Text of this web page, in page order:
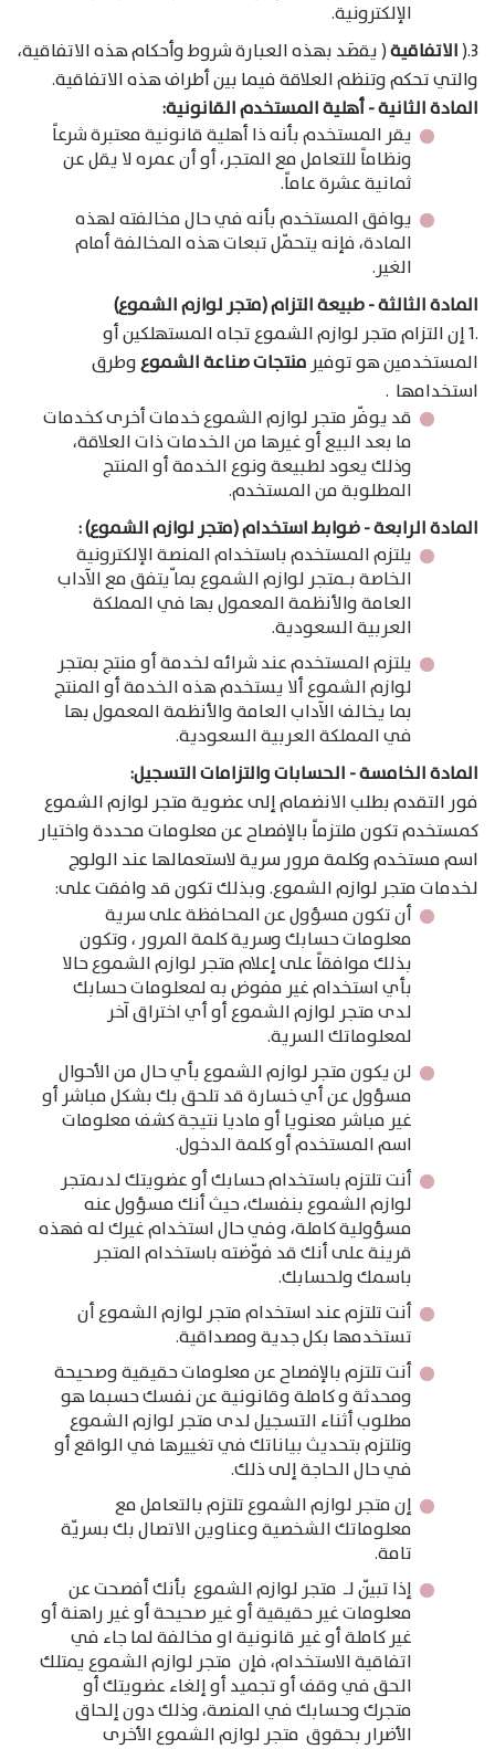
الإلكترونية.
3.( الاتفاقية( يقصَد بهذه العبارة شروط وأحكام هذه الاتفاقية،
والتي تحكم وتنظم العلاقة فيما بين أطراف هذه الاتفاقية.
المادة الثانية - أهلية المستخدم القانونية:
يقر المستخدم بأنه ذا أهلية قانونية معتبرة شرعاً
ونظاماً للتعامل مع المتجر، أو أن عمره لا يقل عن
ثمانية عشرة عاماً.
يوافق المستخدم بأنه في حال مخالفته لهذه
المادة، فإنه يتحمّل تبعات هذه المخالفة أمام
الغير.
المادة الثالثة - طبيعة التزام (متجر لوازم الشموع)
.1 إن التزام متجر لوازم الشموع تجاه المستهلكين أو
المستخدمين هو توفير منتجات صناعة الشموعوطرق
استخدامها .
قد يوفّر متجر لوازم الشموع خدمات أخرى كخدمات
ما بعد البيع أو غيرها من الخدمات ذات العلاقة،
وذلك يعود لطبيعة ونوع الخدمة أو المنتج
المطلوبة من المستخدم.
المادة الرابعة - ضوابط استخدام (متجر لوازم الشموع) :
يلتزم المستخدم باستخدام المنصة الإلكترونية
الخاصة بـمتجر لوازم الشموع بما ّيتفق مع الآداب
العامة والأنظمة المعمول بها في المملكة
العربية السعودية.
يلتزم المستخدم عند شرائه لخدمة أو منتج بمتجر
لوازم الشموع ألا يستخدم هذه الخدمة أو المنتج
بما يخالف الآداب العامة والأنظمة المعمول بها
في المملكة العربية السعودية.
المادة الخامسة - الحسابات والتزامات التسجيل:
فور التقدم بطلب الانضمام إلى عضوية متجر لوازم الشموع
كمستخدم تكون ملتزماً بالإفصاح عن معلومات محددة واختيار
اسم مستخدم وكلمة مرور سرية لاستعمالها عند الولوج
لخدمات متجر لوازم الشموع. وبذلك تكون قد وافقت على:
أن تكون مسؤول عن المحافظة على سرية
معلومات حسابك وسرية كلمة المرور ، وتكون
بذلك موافقاً على إعلام متجر لوازم الشموع حالا
بأي استخدام غير مفوض به لمعلومات حسابك
لدى متجر لوازم الشموع أو أي اختراق آخر
لمعلوماتك السرية.
لن يكون متجر لوازم الشموع بأي حال من الأحوال
مسؤول عن أي خسارة قد تلحق بك بشكل مباشر أو
غير مباشر معنويا أو ماديا نتيجة كشف معلومات
اسم المستخدم أو كلمة الدخول.
أنت تلتزم باستخدام حسابك أو عضويتك لدىمتجر
لوازم الشموع بنفسك، حيث أنك مسؤول عنه
مسؤولية كاملة، وفي حال استخدام غيرك له فهذه
قرينة على أنك قد فوّضته باستخدام المتجر
باسمك ولحسابك.
أنت تلتزم عند استخدام متجر لوازم الشموع أن
تستخدمها بكل جدية ومصداقية.
أنت تلتزم بالإفصاح عن معلومات حقيقية وصحيحة
ومحدثة و كاملة وقانونية عن نفسك حسبما هو
مطلوب أثناء التسجيل لدى متجر لوازم الشموع
وتلتزم بتحديث بياناتك في تغييرها في الواقع أو
في حال الحاجة إلى ذلك.
إن متجر لوازم الشموع تلتزم بالتعامل مع
معلوماتك الشخصية وعناوين الاتصال بك بسريّة
تامة.
إذا تبيّن لـ متجر لوازم الشموع بأنك أفصحت عن
معلومات غير حقيقية أو غير صحيحة أو غير راهنة أو
غير كاملة أو غير قانونية او مخالفة لما جاء في
اتفاقية الاستخدام، فإن متجر لوازم الشموع يمتلك
الحق في وقف أو تجميد أو إلغاء عضويتك أو
متجرك وحسابك في المنصة، وذلك دون إلحاق
الأضرار بحقوق متجر لوازم الشموع الأخرى